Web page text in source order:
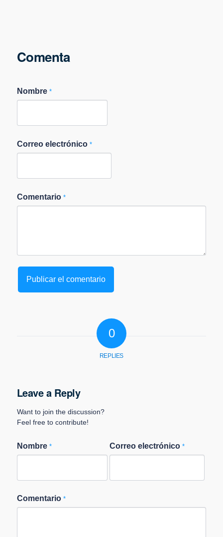
Comenta
Nombre *
Correo electrónico *
Comentario *
0
REPLIES
Leave a Reply
Want to join the discussion?
Feel free to contribute!
Nombre * Correo electrónico*
Comentario *